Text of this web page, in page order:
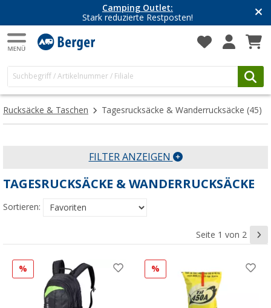
Camping Outlet:
Stark reduzierte Restposten!
Rucksäcke & Taschen Tagesrucksäcke & Wanderrucksäcke (45)
FILTER ANZEIGEN
TAGESRUCKSÄCKE & WANDERRUCKSÄCKE
Sortieren:
Seite 1 von 2
% %